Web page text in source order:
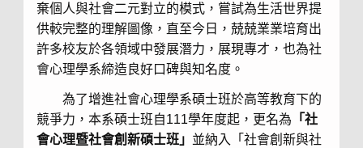
棄個人與社會二元對立的模式，嘗試為生活世界提
供較完整的理解圖像，直至今日，兢兢業業培育出
許多校友於各領域中發展潛力，展現專才，也為社
會心理學系締造良好口碑與知名度。
為了增進社會心理學系碩士班於高等教育下的
競爭力，本系碩士班自111學年度起，更名為 「社
會心理暨社會創新碩士班」 並納入「社會創新與社